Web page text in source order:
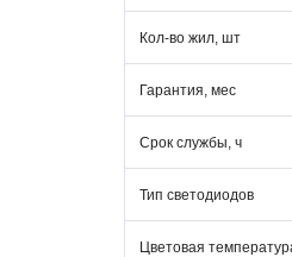
Кол-во жил, шт
Гарантия, мес
Срок службы, ч
Тип светодиодов
Цветовая